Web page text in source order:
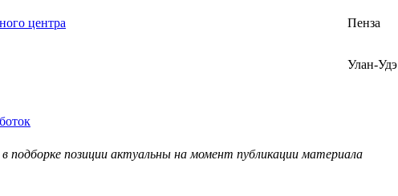
центра Пенза
Улан-Удэ
подборке позиции актуальны на момент публикации материала